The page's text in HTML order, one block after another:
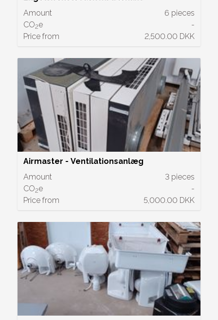
Amount
6 pieces
CO2e
-
Price from
2,500.00 DKK
Airmaster - Ventilationsanlæg
Amount
3 pieces
CO2e
-
Price from
5,000.00 DKK